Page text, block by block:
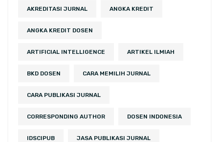
AKREDITASI JURNAL ANGKA KREDIT
ANGKA KREDIT DOSEN
ARTIFICIAL INTELLIGENCE ARTIKEL ILMIAH
BKD DOSEN CARA MEMILIH JURNAL
CARA PUBLIKASI JURNAL
CORRESPONDING AUTHOR DOSEN INDONESIA
IDSCIPUB JASA PUBLIKASI JURNAL